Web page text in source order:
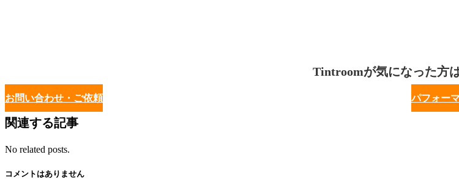
Tintroomが気になった方
お問い合わせ・ご依頼 パフォー
関連する記事
No related posts.
コメントはありません